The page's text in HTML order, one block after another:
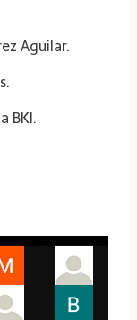
Aguilar.
BKI.